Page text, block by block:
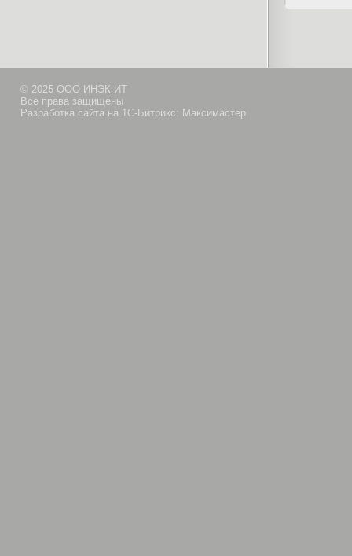
© 2025 ООО ИНЭК-ИТ
Все права защищены
Разработка сайта на 1С-Битрикс: Максимастер